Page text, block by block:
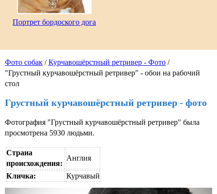
Фото собак /Курчавошёрстный ретривер - Фото /
"Грустный курчавошёрстный ретривер" - обои на рабочий
стол
Грустный курчавошёрстный ретривер - фото
Фотография "Грустный курчавошёрстный ретривер" была
просмотрена 5930 людьми.
Страна
происхождения:
Англия
Кличка: Курчавый
Портрет бордоского дога